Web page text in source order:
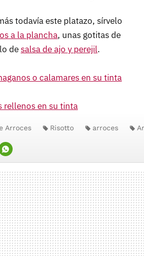
todavía este platazo, sírvelo
a la plancha, unas gotitas de
desalsa de ajo y perejil.
o calamares en su tinta
rellenos en su tinta
Arroces Risotto arroces